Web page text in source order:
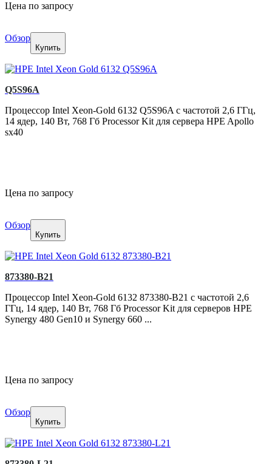
Цена по запросу
Обзор
Купить
Q5S96A
Процессор Intel Xeon-Gold 6132 Q5S96A с частотой 2,6 ГГц,
14 ядер, 140 Вт, 768 Гб Processor Kit для сервера HPE Apollo
sx40
Цена по запросу
Обзор
Купить
873380-B21
Процессор Intel Xeon-Gold 6132 873380-B21 с частотой 2,6
ГГц, 14 ядер, 140 Вт, 768 Гб Processor Kit для серверов HPE
Synergy 480 Gen10 и Synergy 660 ...
Цена по запросу
Обзор
Купить